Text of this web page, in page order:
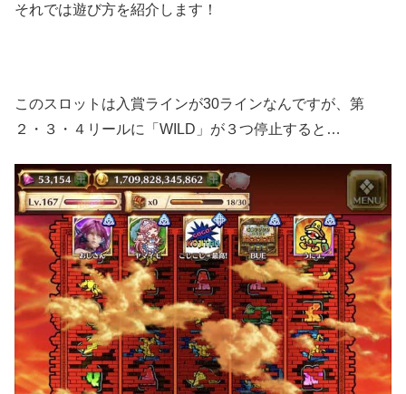
それでは遊び方を紹介します！
このスロットは入賞ラインが30ラインなんですが、第
２・３・４リールに「 WILD 」が３つ停止すると …